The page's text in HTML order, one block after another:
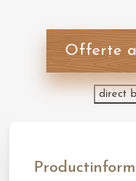
Offerte
direct